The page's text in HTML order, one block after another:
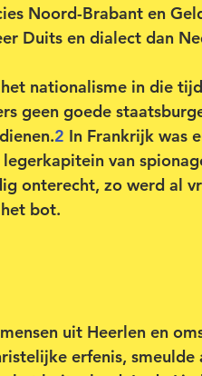
Noord-Brabant en
Duits en dialect dan
nationalisme in die
geen goede
2 In Frankrijk was
van
onterecht, zo werd al
bot.
uit Heerlen en
erfenis, smeulde